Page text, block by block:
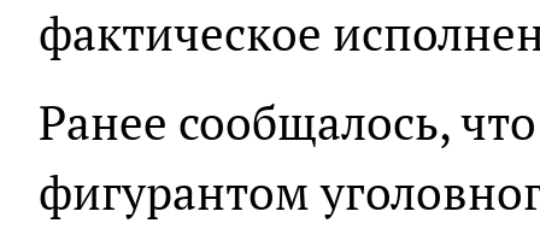
фактическое
Ранее сообщалось,
фигурантом